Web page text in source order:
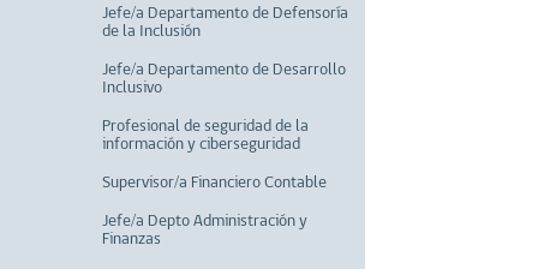
Jefe/a Departamento de Defensoría
de la Inclusión
Jefe/a Departamento de Desarrollo
Inclusivo
Profesional de seguridad de la
información y ciberseguridad
Supervisor/a Financiero Contable
Jefe/a Depto Administración y
Finanzas